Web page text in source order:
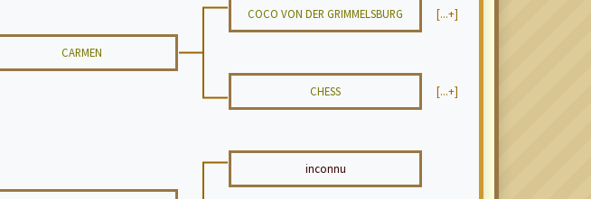
COCO VON DER GRIMMELSBURG [...+]
CARMEN
CHESS [...+]
inconnu